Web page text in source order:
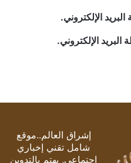
الإلكتروني.
الإلكتروني.
إشراق العالم..موقع
شامل تقني إخباري
اجتماعي, يهتم بالتدوين